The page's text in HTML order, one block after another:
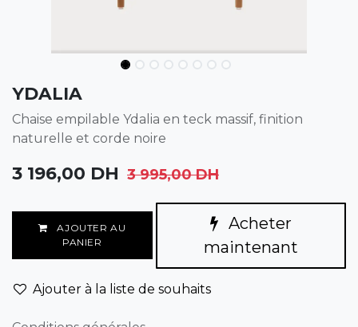
YDALIA
Chaise empilable Ydalia en teck massif, finition
naturelle et corde noire
3 196,00 DH 3 995,00DH
AJOUTER AU
PANIER
Acheter
maintenant
Ajouter à la liste de souhaits